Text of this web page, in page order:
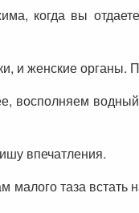
когда вы
и женские органы.
восполняем
впечатления.
таза встать